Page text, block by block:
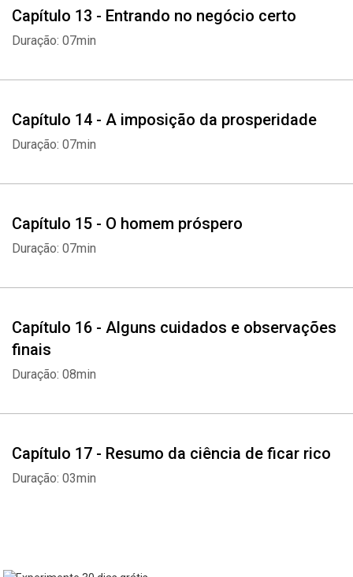
Capítulo 13 - Entrando no negócio certo
Duração: 07min
Capítulo 14 - A imposição da prosperidade
Duração: 07min
Capítulo 15 - O homem próspero
Duração: 07min
Capítulo 16 - Alguns cuidados e observações
finais
Duração: 08min
Capítulo 17 - Resumo da ciência de ficar rico
Duração: 03min